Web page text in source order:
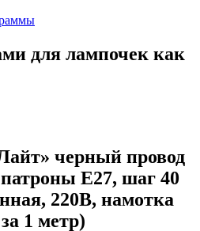
для лампочек как
черный провод
Е27, шаг 40
220В, намотка
1 метр)